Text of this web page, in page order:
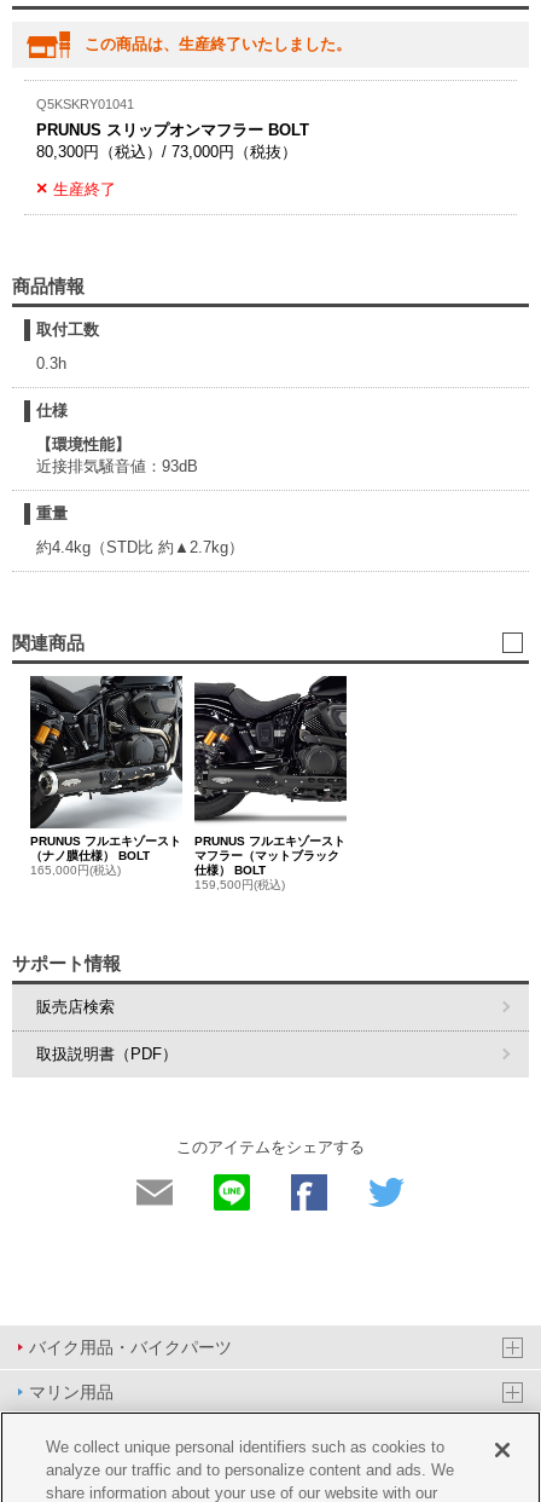
この商品は、生産終了いたしました。
Q5KSKRY01041
PRUNUS スリップオンマフラー BOLT
80,300円（税込）/ 73,000円（税抜）
生産終了
商品情報
取付工数
0.3h
仕様
【環境性能】
近接排気騒音値：93dB
重量
約4.4kg（STD比 約▲2.7kg）
関連商品
PRUNUS フルエキゾースト
（ナノ膜仕様） BOLT
165,000円(税込)
PRUNUS フルエキゾースト
マフラー（マットブラック
仕様） BOLT
159,500円(税込)
サポート情報
販売店検索
取扱説明書（PDF）
このアイテムをシェアする
バイク用品・バイクパーツ
マリン用品
PAS/YPJ用品
その他用品
We collect unique personal identifiers such as cookies to
analyze our traffic and to personalize content and ads. We
share information about your use of our website with our